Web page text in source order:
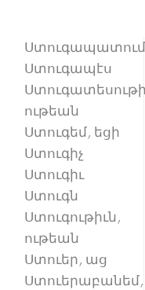
Ստուգապատում
Ստուգապէս
ութեան
Ստուգեմ, եցի
Ստուգիչ
Ստուգիւ
Ստուգն
Ստուգութիւն,
ութեան
Ստուեր, աց
Ստուերաբանեմ,